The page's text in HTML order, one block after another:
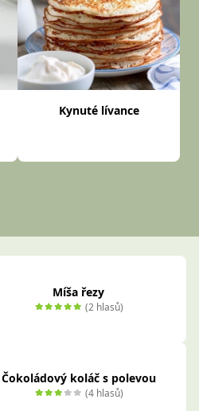
Kynuté lívance
Míša řezy
(2 hlasů)
Čokoládový koláč s polevou
(4 hlasů)